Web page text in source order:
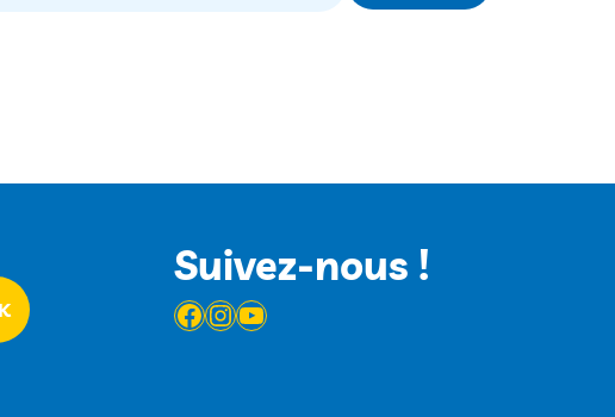
Suivez-nous !
Facebook
Instagram
YouTube